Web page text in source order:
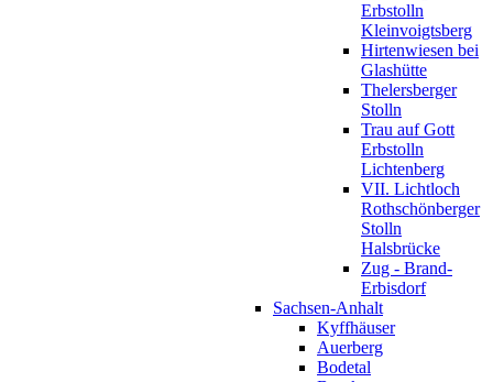
Erbstolln
Kleinvoigtsberg
Hirtenwiesen bei
Glashütte
Thelersberger
Stolln
Trau auf Gott
Erbstolln
Lichtenberg
VII. Lichtloch
Rothschönberger
Stolln
Halsbrücke
Zug - Brand-
Erbisdorf
Sachsen-Anhalt
Kyffhäuser
Auerberg
Bodetal